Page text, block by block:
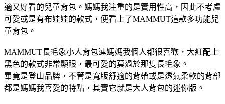
適又好看的兒童背包。媽媽我注重的是實用性高，因此不考慮
可愛或是有布娃娃的款式，便看上了MAMMUT這款多功能兒
童背包。
MAMMUT長毛象小人背包連媽媽我個人都很喜歡，大紅配上
黑色的款式非常顯眼，最可愛的莫過於那隻長毛象。
畢竟是登山品牌，不管是寬版舒適的背帶或是透氣柔軟的背部
都是媽媽我喜愛的特點，其實它就是大人背包的迷你版。